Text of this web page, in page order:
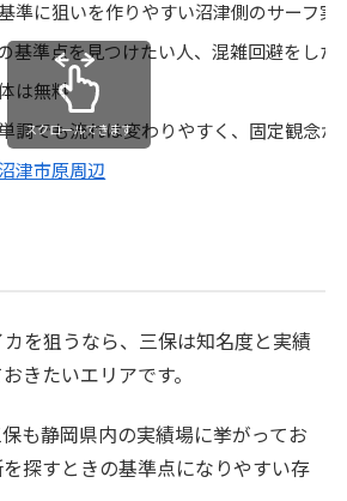
準に狙いを作りやすい沼津側のサーフ実
基準点を見つけたい人、混雑回避をした
は無料
調でも流れは変わりやすく、固定観念が
津市原周辺
スクロールできます
を狙うなら、三保は知名度と実績
きたいエリアです。
も静岡県内の実績場に挙がってお
探すときの基準点になりやすい存